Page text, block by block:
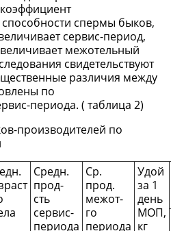
спермы быков,
сервис-период,
межотельный
свидетельствуют
различия между
по
периода. ( таблица 2)
производителей по
Средн.
прод-
сть
сервис-
периода
Ср.
прод.
межот-
го
периода
Удой
за 1
день
МОП,
кг